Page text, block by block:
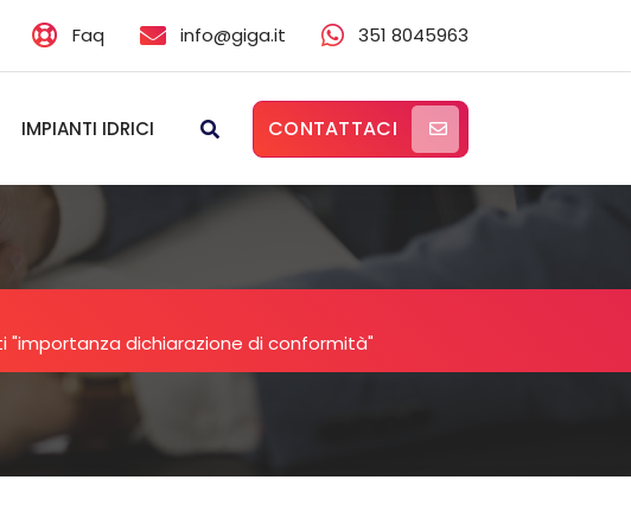
Faq info@giga.it 351 8045963
IMPIANTI IDRICI CONTATTACI
"importanza dichiarazione di conformità"